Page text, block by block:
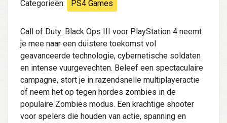
Categorieën: PS4 Games
Call of Duty: Black Ops III voor PlayStation 4 neemt
je mee naar een duistere toekomst vol
geavanceerde technologie, cybernetische soldaten
en intense vuurgevechten. Beleef een spectaculaire
campagne, stort je in razendsnelle multiplayeractie
of neem het op tegen hordes zombies in de
populaire Zombies modus. Een krachtige shooter
voor spelers die houden van actie, spanning en